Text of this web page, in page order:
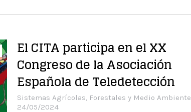
El CITA participa en el XX
Congreso de la Asociación
Española de Teledetección
Sistemas Agrícolas, Forestales y Medio Ambiente
24/05/2024